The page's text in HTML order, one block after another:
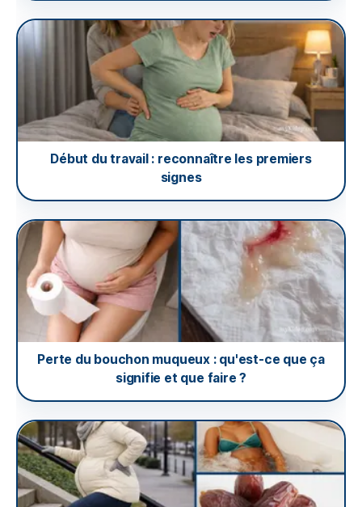
Début du travail : reconnaître les premiers
signes
Perte du bouchon muqueux : qu'est-ce que ça
signifie et que faire ?